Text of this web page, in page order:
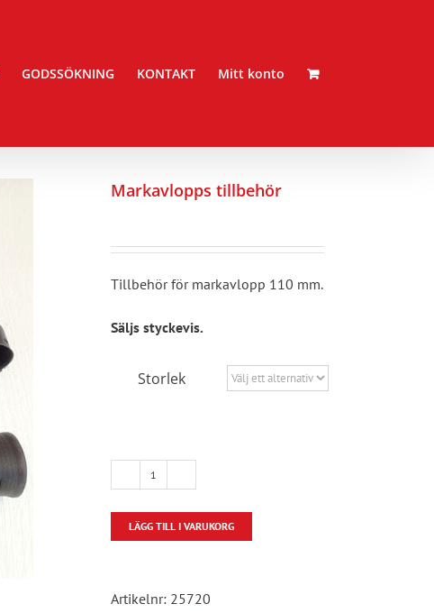
GODSSÖKNING KONTAKT Mitt konto
Markavlopps tillbehör
Tillbehör för markavlopp 110 mm.
Säljs styckevis.
Storlek
Markavlopps
tillbehör
mängd
LÄGG TILL I VARUKORG
Artikelnr: 25720